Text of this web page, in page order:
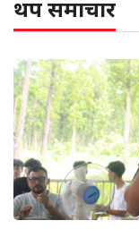
थप समाचार